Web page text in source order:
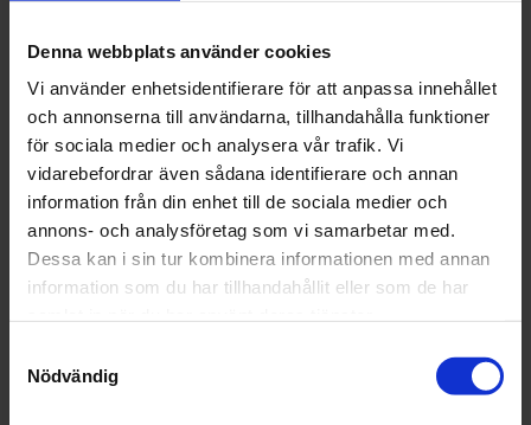
Denna webbplats använder cookies
Vi använder enhetsidentifierare för att anpassa innehållet
och annonserna till användarna, tillhandahålla funktioner
för sociala medier och analysera vår trafik. Vi
vidarebefordrar även sådana identifierare och annan
information från din enhet till de sociala medier och
annons- och analysföretag som vi samarbetar med.
Dessa kan i sin tur kombinera informationen med annan
information som du har tillhandahållit eller som de har
Nödvändig
Artikelnr: 3M 50487-1
Finns i lager
Inkl. moms: 261 kr
Lägg i varukorgen
Fri frakt över 1500kr
Leverans inom 1-5 dagar
Beskrivning